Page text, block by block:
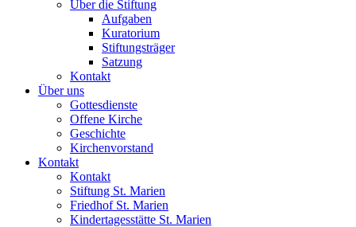
Über die Stiftung
Aufgaben
Kuratorium
Stiftungsträger
Satzung
Kontakt
Über uns
Gottesdienste
Offene Kirche
Geschichte
Kirchenvorstand
Kontakt
Kontakt
Stiftung St. Marien
Friedhof St. Marien
Kindertagesstätte St. Marien